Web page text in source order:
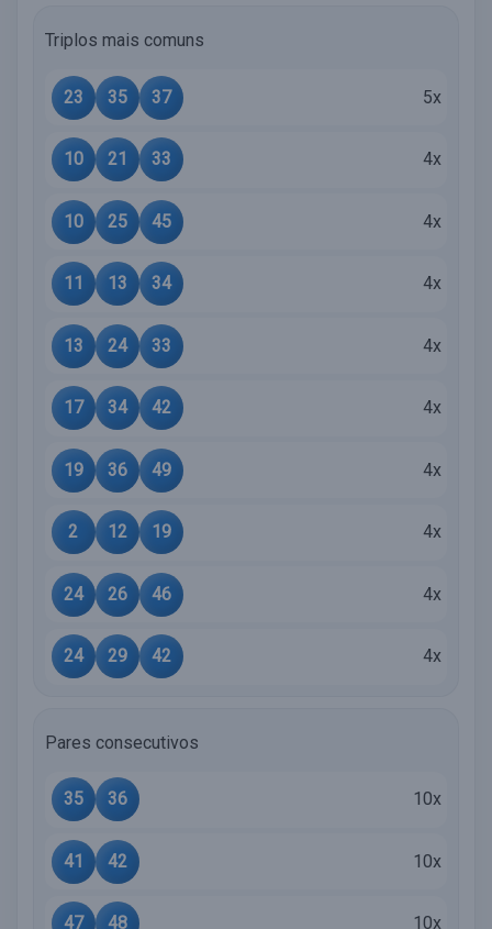
Triplos mais comuns
23 35 37 5x
10 21 33 4x
10 25 45 4x
11 13 34 4x
13 24 33 4x
17 34 42 4x
19 36 49 4x
2 12 19 4x
24 26 46 4x
24 29 42 4x
Pares consecutivos
35 36 10x
41 42 10x
47 48 10x